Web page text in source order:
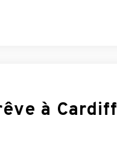
à Cardiff